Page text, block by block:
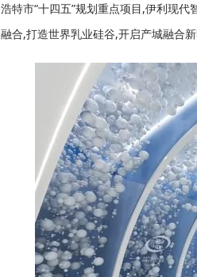
浩特市“十四五”规划重点项目,伊利现
融合,打造世界乳业硅谷,开启产城融合新